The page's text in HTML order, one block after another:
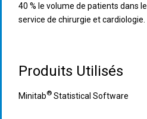
40 % le volume de patients dans
service de chirurgie et cardiologie.
Produits Utilisés
Minitab® Statistical Software